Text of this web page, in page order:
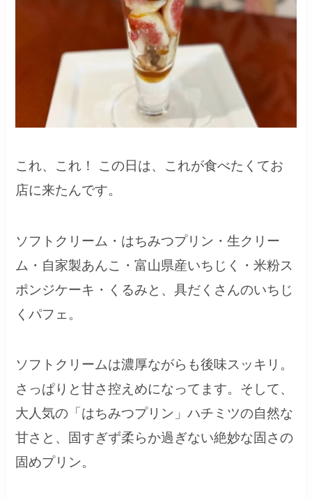
これ、これ！ この日は、これが食べたくてお
店に来たんです。
ソフトクリーム・はちみつプリン・生クリー
ム・自家製あんこ・富山県産いちじく・米粉ス
ポンジケーキ・くるみと、具だくさんのいちじ
くパフェ。
ソフトクリームは濃厚ながらも後味スッキリ。
さっぱりと甘さ控えめになってます。そして、
大人気の「はちみつプリン」ハチミツの自然な
甘さと、固すぎず柔らか過ぎない絶妙な固さの
固めプリン。